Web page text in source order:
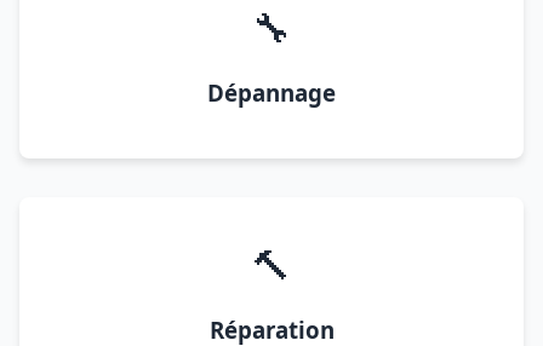
🔧
Dépannage
🔨
Réparation